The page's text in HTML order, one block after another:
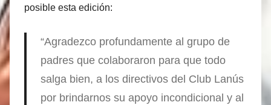
posible esta edición:
“Agradezco profundamente al grupo de
padres que colaboraron para que todo
salga bien, a los directivos del Club Lanús
por brindarnos su apoyo incondicional y al